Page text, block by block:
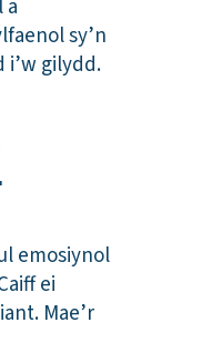
a
sy’n
gilydd.
emosiynol
ei
Mae’r